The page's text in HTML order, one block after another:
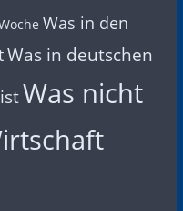
Was in den
Was in deutschen
Was nicht